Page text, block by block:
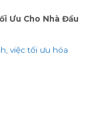
Ưu Cho Nhà Đầu
việc tối ưu hóa